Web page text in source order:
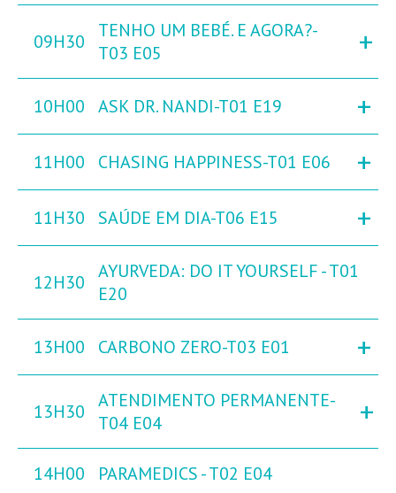
09H30
TENHO UM BEBÉ. E AGORA?-
T03 E05
+
10H00 ASK DR. NANDI-T01 E19 +
11H00 CHASING HAPPINESS-T01 E06 +
11H30 SAÚDE EM DIA-T06 E15 +
12H30
AYURVEDA: DO IT YOURSELF - T01
E20
13H00 CARBONO ZERO-T03 E01 +
13H30
ATENDIMENTO PERMANENTE-
T04 E04
+
14H00 PARAMEDICS - T02 E04